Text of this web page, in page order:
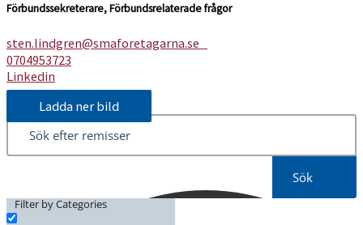
Förbundssekreterare, Förbundsrelaterade frågor
sten.lindgren@smaforetagarna.se
0704953723
Linkedin
Ladda ner bild
Sök
Filter by Categories